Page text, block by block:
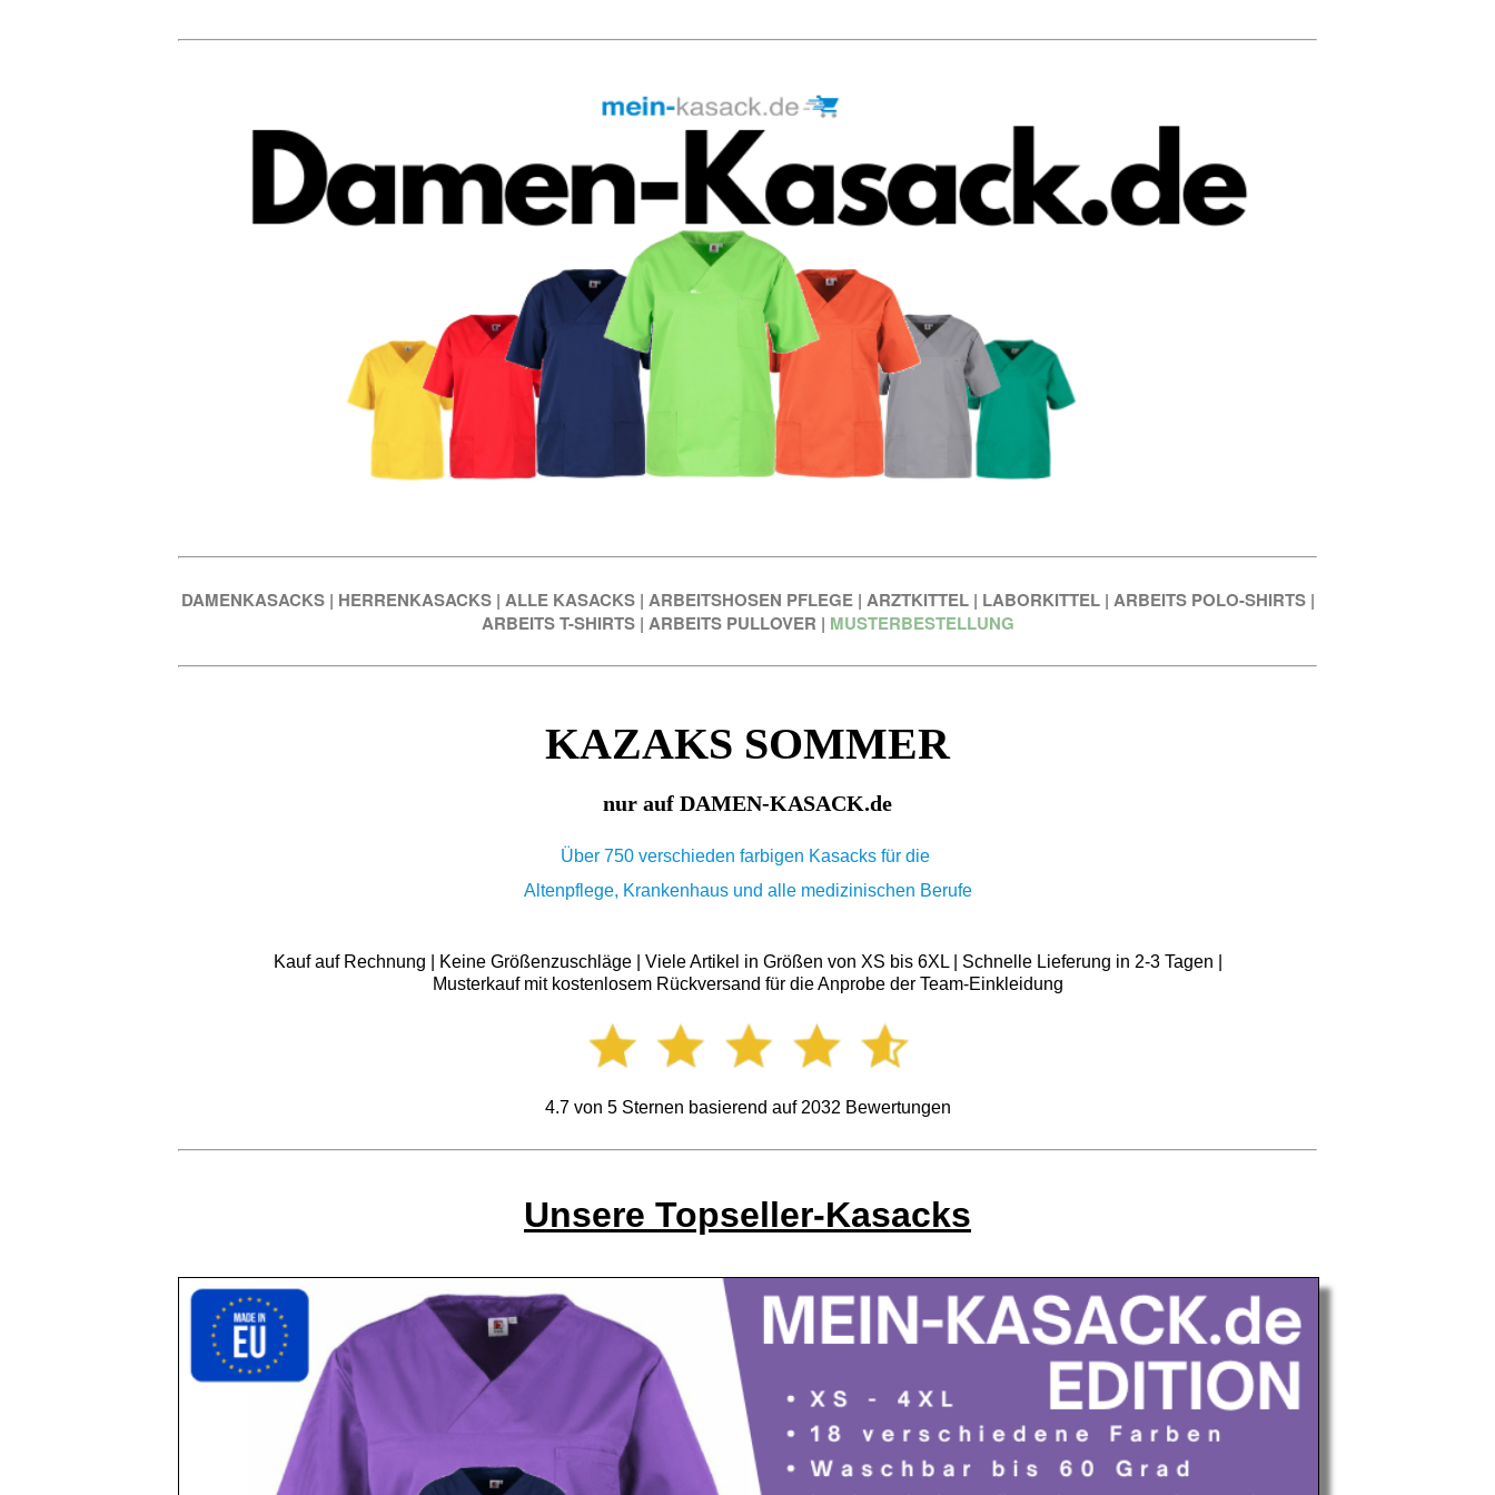
DAMENKASACKS | HERRENKASACKS | ALLE KASACKS | ARBEITSHOSEN PFLEGE | ARZTKITTEL | LABORKITTEL | ARBEITS POLO-SHIRTS |
ARBEITS T-SHIRTS | ARBEITS PULLOVER | MUSTERBESTELLUNG
KAZAKS SOMMER
nur auf DAMEN-KASACK.de
Über 750 verschieden farbigen Kasacks für die
Altenpflege, Krankenhaus und alle medizinischen Berufe
Kauf auf Rechnung | Keine Größenzuschläge | Viele Artikel in Größen von XS bis 6XL | Schnelle Lieferung in 2-3 Tagen |
Musterkauf mit kostenlosem Rückversand für die Anprobe der Team-Einkleidung
4.7von 5Sternen basierend auf 2032 Bewertungen
Unsere Topseller-Kasacks